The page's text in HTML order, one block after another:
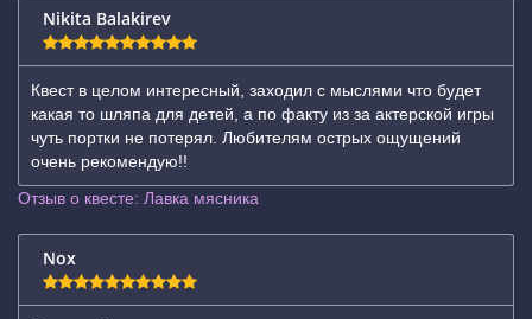
Nikita Balakirev
Квест в целом интересный, заходил с мыслями что будет
какая то шляпа для детей, а по факту из за актерской игры
чуть портки не потерял. Любителям острых ощущений
очень рекомендую!!
Отзыв о квесте: Лавка мясника
Nox